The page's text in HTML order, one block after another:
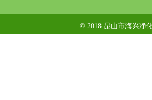
© 2018 昆山市海兴净